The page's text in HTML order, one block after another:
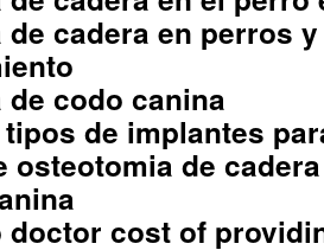
cadera en perros
codo canina
de implantes
osteotomia de cadera
doctor cost of